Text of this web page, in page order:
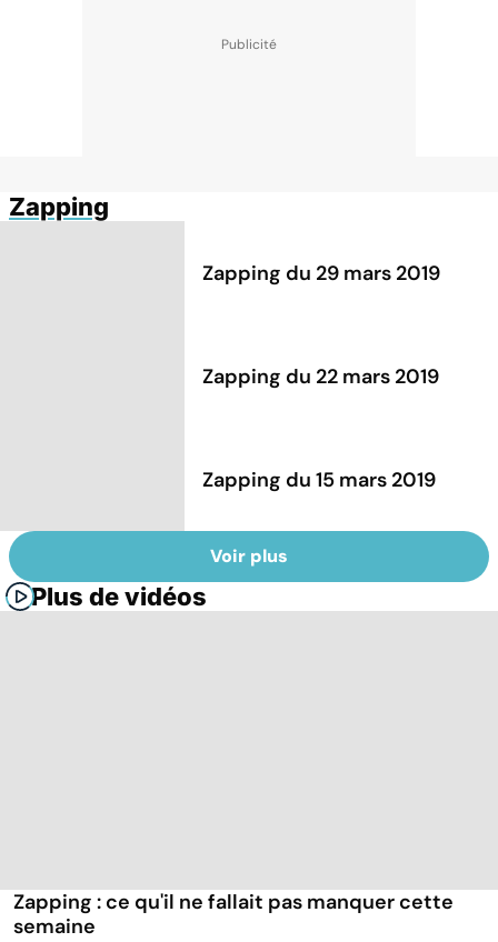
Zapping
Zapping du 29 mars 2019
Zapping du 22 mars 2019
Zapping du 15 mars 2019
Voir plus
Plus de vidéos
Zapping : ce qu'il ne fallait pas manquer cette
semaine